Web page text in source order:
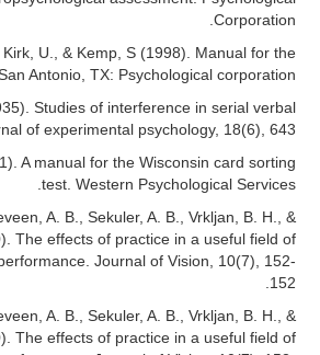
Corporation.
U., & Kemp, S (1998). Manual for the
Antonio, TX: Psychological corporation.
Studies of interference in serial verbal
of experimental psychology, 18(6), 643.
A manual for the Wisconsin card sorting
test. Western Psychological Services.
A. B., Sekuler, A. B., Vrkljan, B. H., &
The effects of practice in a useful field of
Journal of Vision, 10(7), 152-
152.
A. B., Sekuler, A. B., Vrkljan, B. H., &
The effects of practice in a useful field of